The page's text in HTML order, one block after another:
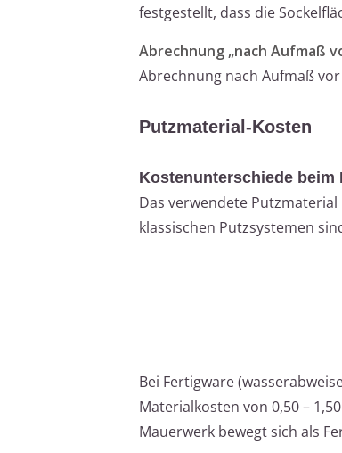
festgestellt, dass die
Abrechnung „nach Aufmaß
Abrechnung nach Aufmaß
Putzmaterial-Kosten
Kostenunterschiede beim
Das verwendete
klassischen Putzsystemen
Bei Fertigware
Materialkosten von 0,50 –
Mauerwerk bewegt sich als